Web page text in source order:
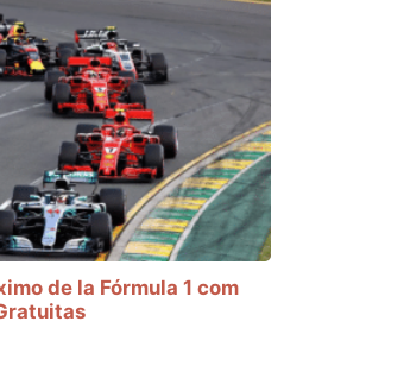
de la Fórmula 1 com